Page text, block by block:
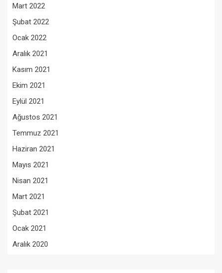
Mart 2022
Şubat 2022
Ocak 2022
Aralık 2021
Kasım 2021
Ekim 2021
Eylül 2021
Ağustos 2021
Temmuz 2021
Haziran 2021
Mayıs 2021
Nisan 2021
Mart 2021
Şubat 2021
Ocak 2021
Aralık 2020